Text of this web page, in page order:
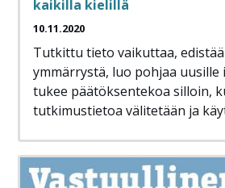
kaikilla kielillä
10.11.2020
Tutkittu tieto vaikuttaa,
ymmärrystä, luo pohjaa uusille
tukee päätöksentekoa silloin,
tutkimustietoa välitetään ja